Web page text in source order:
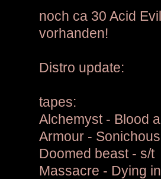
noch ca 30 Acid
vorhanden!
Distro update:
tapes:
Alchemyst - Blood
Armour -
Doomed beast - s/t
Massacre - Dying